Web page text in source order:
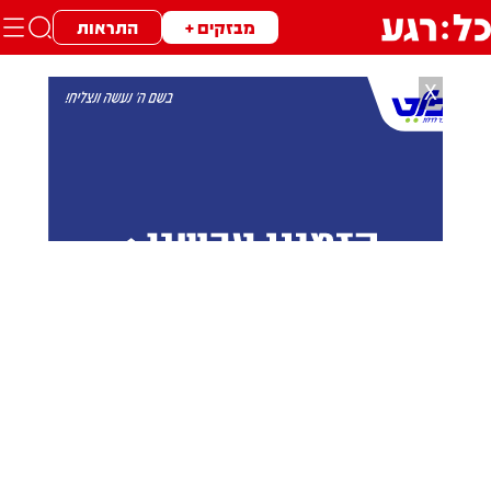
מבזקים + התראות
X